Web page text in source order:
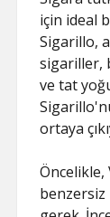
için ideal
Sigarillo,
sigariller,
ve tat
ortaya